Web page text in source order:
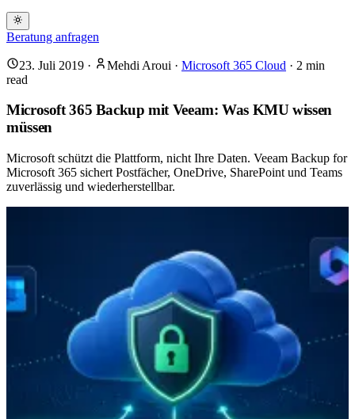
Beratung anfragen
23. Juli 2019 · Mehdi Aroui · Microsoft 365 Cloud · 2 min
read
Microsoft 365 Backup mit Veeam: Was KMU wissen
müssen
Microsoft schützt die Plattform, nicht Ihre Daten. Veeam Backup for
Microsoft 365 sichert Postfächer, OneDrive, SharePoint und Teams
zuverlässig und wiederherstellbar.